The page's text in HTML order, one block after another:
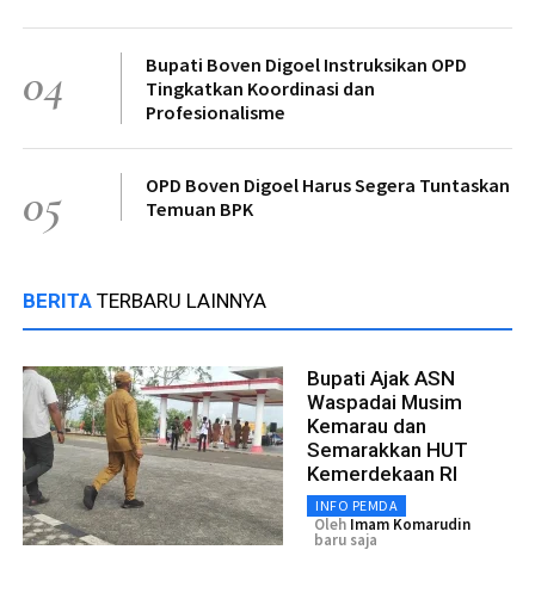
04
Bupati Boven Digoel Instruksikan OPD
Tingkatkan Koordinasi dan
Profesionalisme
05
OPD Boven Digoel Harus Segera Tuntaskan
Temuan BPK
BERITA TERBARU LAINNYA
Bupati Ajak ASN
Waspadai Musim
Kemarau dan
Semarakkan HUT
Kemerdekaan RI
INFO PEMDA
Oleh Imam Komarudin
baru saja